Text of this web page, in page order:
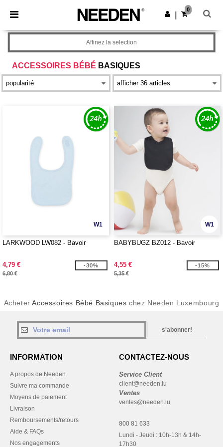
× Appli Needen
Meilleurs prix sur l’app !
Obtenir l'appli
0
ACCESSOIRES BÉBÉ BASIQUES
Affinez la selection
W1
LARKWOOD LW082 - Bavoir
4,79 €
6,80 €
-30%
W1
BABYBUGZ BZ012 - Bavoir
4,55 €
5,35 €
-15%
AcheterAccessoires Bébé Basiques chez Needen Luxembourg
s'abonner!
INFORMATION
A propos de Needen
Suivre ma commande
Moyens de paiement
Livraison
Remboursements/retours
Aide & FAQs
Nos engagements
CONTACTEZ-NOUS
Service Client
client@needen.lu
Ventes
ventes@needen.lu
800 81 633
Lundi - Jeudi : 10h-13h & 14h-
17h30